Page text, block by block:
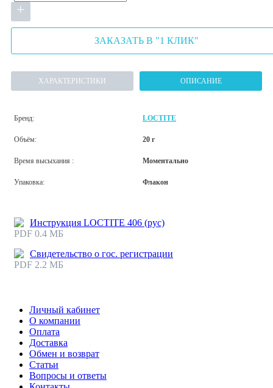
+
ЗАКАЗАТЬ В "1 КЛИК"
ХАРАКТЕРИСТИКИ ОПИСАНИЕ
Бренд: LOCTITE
Объём: 20 г
Время высыхания : Моментально
Упаковка: Флакон
Инструкция LOCTITE 406 (рус)
PDF 0.4 МБ
Свидетельство о гос. регистрации
PDF 2.2 МБ
Личный кабинет
О компании
Оплата
Доставка
Обмен и возврат
Статьи
Вопросы и ответы